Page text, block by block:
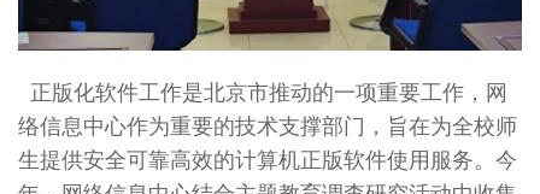
正版化软件工作是北京市推动的一项重要工作，网
络信息中心作为重要的技术支撑部门，旨在为全校师
生提供安全可靠高效的计算机正版软件使用服务。今